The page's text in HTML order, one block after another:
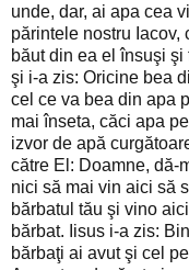
unde, dar, ai apa cea
părintele nostru Iacov,
băut din ea el însuşi
şi i-a zis: Oricine bea
cel ce va bea din apa
mai înseta, căci apa
izvor de apă
către El: Doamne, dă-
nici să mai vin aici să
bărbatul tău şi vino
bărbat. Iisus i-a zis:
bărbaţi ai avut şi cel